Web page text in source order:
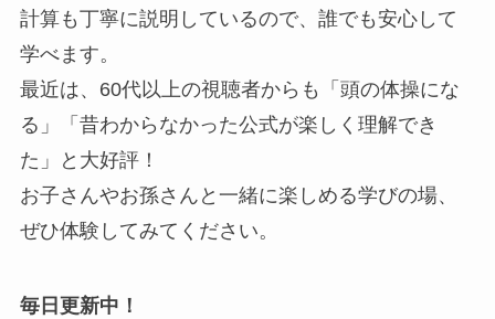
計算も丁寧に説明しているので、誰でも安心して
学べます。
最近は、60代以上の視聴者からも「頭の体操にな
る」「昔わからなかった公式が楽しく理解でき
た」と大好評！
お子さんやお孫さんと一緒に楽しめる学びの場、
ぜひ体験してみてください。
毎日更新中！